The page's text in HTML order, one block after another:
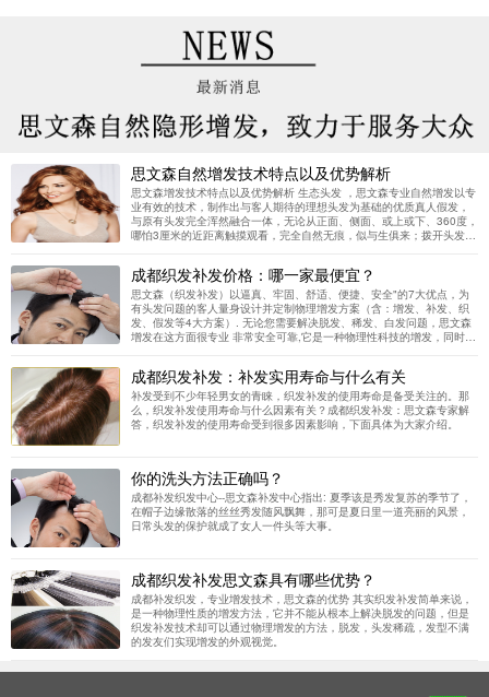
思文森自然增发技术特点以及优势解析
思文森增发技术特点以及优势解析 生态头发 ，思文森专业自然增发以专
业有效的技术，制作出与客人期待的理想头发为基础的优质真人假发，
与原有头发完全浑然融合一体，无论从正面、侧面、或上或下、360度，
哪怕3厘米的近距离触摸观看，完全自然无痕，似与生俱来；拨开头发，
物蛋白胶片与生物蛋白胶液，完全保障使用效果。
成都织发补发价格：哪一家最便宜？
思文森（织发补发）以逼真、牢固、舒适、便捷、安全"的7大优点，为
有头发问题的客人量身设计并定制物理增发方案（含：增发、补发、织
发、假发等4大方案）. 无论您需要解决脱发、稀发、白发问题，思文森
增发在这方面很专业 非常安全可靠,它是一种物理性科技的增发，同时思
澡 游泳都不怕， 打架不怕老婆揪头，思文森补发价格实惠最低，量身定
做补发织发产品。最好的还有这一条，免费售后质量保证，使用效果很
好。为以下头发困扰者提供服务生理性脱发、病理性脱发、心理性少
发、生理性白发、脂溢性脱发、产后脱发、全秃、片秃、谢顶、疤痕、
成都织发补发：补发实用寿命与什么有关
补发受到不少年轻男女的青睐，织发补发的使用寿命是备受关注的。那
么，织发补发使用寿命与什么因素有关？成都织发补发：思文森专家解
答，织发补发的使用寿命受到很多因素影响，下面具体为大家介绍。
你的洗头方法正确吗？
成都补发织发中心--思文森补发中心指出: 夏季该是秀发复苏的季节了，
在帽子边缘散落的丝丝秀发随风飘舞，那可是夏日里一道亮丽的风景，
日常头发的保护就成了女人一件头等大事。
成都织发补发思文森具有哪些优势？
成都补发织发，专业增发技术，思文森的优势 其实织发补发简单来说，
是一种物理性质的增发方法，它并不能从根本上解决脱发的问题，但是
织发补发技术却可以通过物理增发的方法，脱发，头发稀疏，发型不满
的发友们实现增发的外观视觉。